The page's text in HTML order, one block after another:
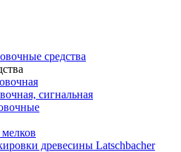
средства
сигнальная
древесины Latschbacher